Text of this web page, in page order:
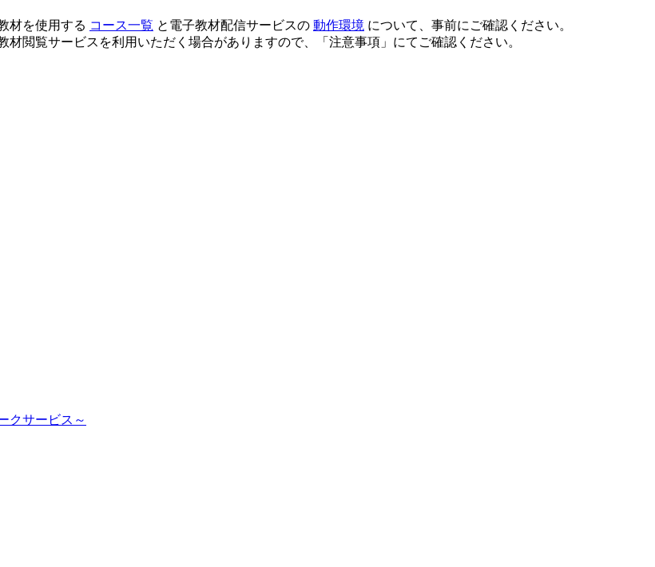
材を使用する コース一覧 と電子教材配信サービスの 動作環境 について、事前にご確認ください。
閲覧サービスを利用いただく場合がありますので、「注意事項」にてご確認ください。
クサービス～